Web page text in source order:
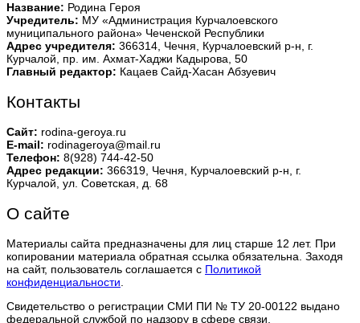
Название: Родина Героя
Учредитель: МУ «Администрация Курчалоевского
муниципального района» Чеченской Республики
Адрес учредителя: 366314, Чечня, Курчалоевский р-н, г.
Курчалой, пр. им. Ахмат-Хаджи Кадырова, 50
Главный редактор: Кацаев Сайд-Хасан Абзуевич
Контакты
Сайт: rodina-geroya.ru
E-mail: rodinageroya@mail.ru
Телефон: 8(928) 744-42-50
Адрес редакции: 366319, Чечня, Курчалоевский р-н, г.
Курчалой, ул. Советская, д. 68
О сайте
Материалы сайта предназначены для лиц старше 12 лет. При
копировании материала обратная ссылка обязательна. Заходя
на сайт, пользователь соглашается с Политикой
конфиденциальности